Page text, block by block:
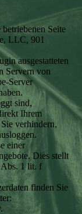
Seite
LLC, 901
ausgestatteten
Servern von
Server
sind,
Ihrem
verhindern,
einer
Dies stellt
Abs. 1 lit. f
finden Sie